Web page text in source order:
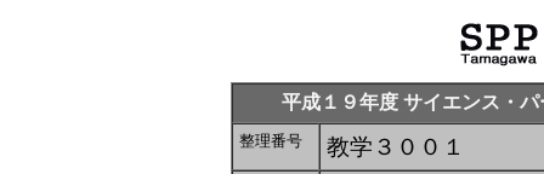
平成１９年度 サイエンス・
整理番号 教学３００１